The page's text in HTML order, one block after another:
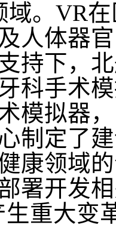
域。VR
人体器
持下，
科手术
模拟器
制定了
康领域
署开发
生重大变